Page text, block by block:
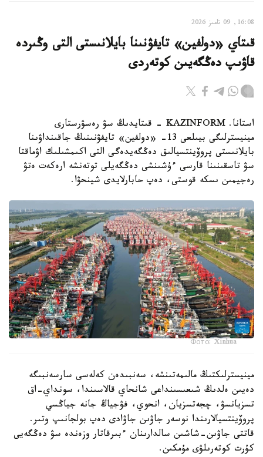
16:08, 09 تامىز 2026
قىتاي «دولفين» تايفۋنىنا بايلانىستى التى وڭىردە
قاۋىپ دەڭگەيىن كوتەردى
استانا. KAZINFORM - قىتايدىڭ سۋ رەسۋرستارى
مينيسترلىگى بيىلعى 13- «دولفين» تايفۋنىنىڭ جاقىنداۋىنا
بايلانىستى پروۆينتسيالىق دەڭگەيدەگى التى اكىمشىلىك اۋماقتا
سۋ تاسقىنىنا قارسى ءۇشىنشى دەڭگەيلى توتەنشە ارەكەت ەتۋ
رەجيمىن ىسكە قوستى، دەپ حابارلايدى شينحۋا.
Фото: Xinhua
مينيسترلىكتىڭ مالىمەتىنشە، سەنبىدەن كەلەسى سارسەنبىگە
دەيىن ەلدىڭ شىعىسىنداعى شانحاي قالاسىندا، سونداي-اق
تسزيانسۋ، چجەتسزيان، انحوي، فۋجياڭ جانە جياڭسي
پروۆينتسيالارىندا نوسەر جاۋىن جاۋادى دەپ بولجانىپ وتىر.
قاتتى جاۋىن-شاشىن سالدارىنان ءبىرقاتار وزەندە سۋ دەڭگەيى
كۇرت كوتەرىلۋى مۇمكىن.